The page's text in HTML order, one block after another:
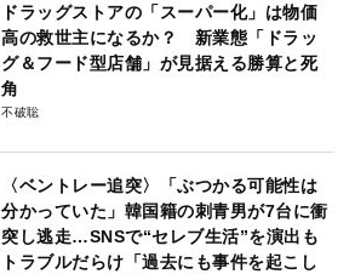
ドラッグストアの「スーパー化」は物価
高の救世主になるか？ 新業態「ドラッ
グ＆フード型店舗」が見据える勝算と死
角
不破聡
〈ベントレー追突〉「ぶつかる可能性は
分かっていた」韓国籍の刺青男が7台に衝
突し逃走…SNSで“セレブ生活”を演出も
トラブルだらけ「過去にも事件を起こし